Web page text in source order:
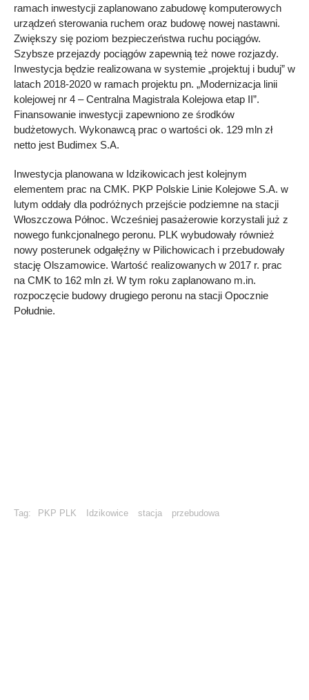
ramach inwestycji zaplanowano zabudowę komputerowych
urządzeń sterowania ruchem oraz budowę nowej nastawni.
Zwiększy się poziom bezpieczeństwa ruchu pociągów.
Szybsze przejazdy pociągów zapewnią też nowe rozjazdy.
Inwestycja będzie realizowana w systemie „projektuj i buduj” w
latach 2018-2020 w ramach projektu pn. „Modernizacja linii
kolejowej nr 4 – Centralna Magistrala Kolejowa etap II”.
Finansowanie inwestycji zapewniono ze środków
budżetowych. Wykonawcą prac o wartości ok. 129 mln zł
netto jest Budimex S.A.
Inwestycja planowana w Idzikowicach jest kolejnym
elementem prac na CMK. PKP Polskie Linie Kolejowe S.A. w
lutym oddały dla podróżnych przejście podziemne na stacji
Włoszczowa Północ. Wcześniej pasażerowie korzystali już z
nowego funkcjonalnego peronu. PLK wybudowały również
nowy posterunek odgałęźny w Pilichowicach i przebudowały
stację Olszamowice. Wartość realizowanych w 2017 r. prac
na CMK to 162 mln zł. W tym roku zaplanowano m.in.
rozpoczęcie budowy drugiego peronu na stacji Opocznie
Południe.
Tag: PKP PLK Idzikowice stacja przebudowa